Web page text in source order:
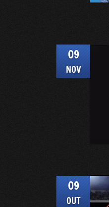
09
NOV
09
OUT